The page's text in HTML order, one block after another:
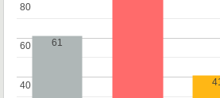
40
40
60
60
80
80
61